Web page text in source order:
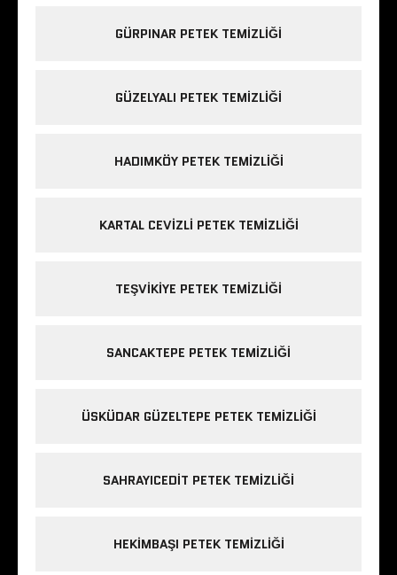
GÜRPINAR PETEK TEMIZLIĞI
GÜZELYALI PETEK TEMIZLIĞI
HADIMKÖY PETEK TEMIZLIĞI
KARTAL CEVIZLI PETEK TEMIZLIĞI
TEŞVIKIYE PETEK TEMIZLIĞI
SANCAKTEPE PETEK TEMIZLIĞI
ÜSKÜDAR GÜZELTEPE PETEK TEMIZLIĞI
SAHRAYICEDIT PETEK TEMIZLIĞI
HEKIMBAŞI PETEK TEMIZLIĞI